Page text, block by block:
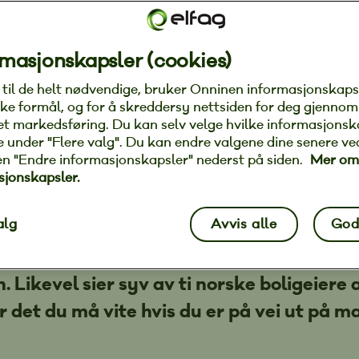
bolig: Nå blir
Oppdatert 12. oktober 2022
stiller strenge krav til
Likevel sier syv av ti norske boligeiere
det du må vite hvis du er på vei ut på
(cookies)
de helt nødvendige, bruker Onninen
formål, og for å skreddersy nettsiden for deg gjennom
markedsføring. Du kan selv velge hvilke
"Flere valg". Du kan endre valgene dine senere
"Endre informasjonskapsler" nederst på siden. Mer om
Avvis alle